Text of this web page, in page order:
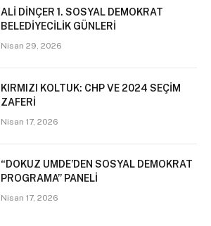
ALİ DİNÇER 1. SOSYAL DEMOKRAT
BELEDİYECİLİK GÜNLERİ
Nisan 29, 2026
KIRMIZI KOLTUK: CHP VE 2024 SEÇİM
ZAFERİ
Nisan 17, 2026
“DOKUZ UMDE’DEN SOSYAL DEMOKRAT
PROGRAMA” PANELİ
Nisan 17, 2026